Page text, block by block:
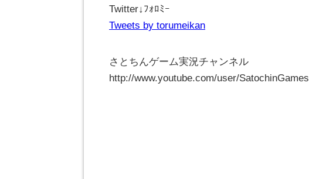
Twitter↓ﾌｫﾛﾐｰ
Tweets by torumeikan
さとちんゲーム実況チャンネル
http://www.youtube.com/user/SatochinGames